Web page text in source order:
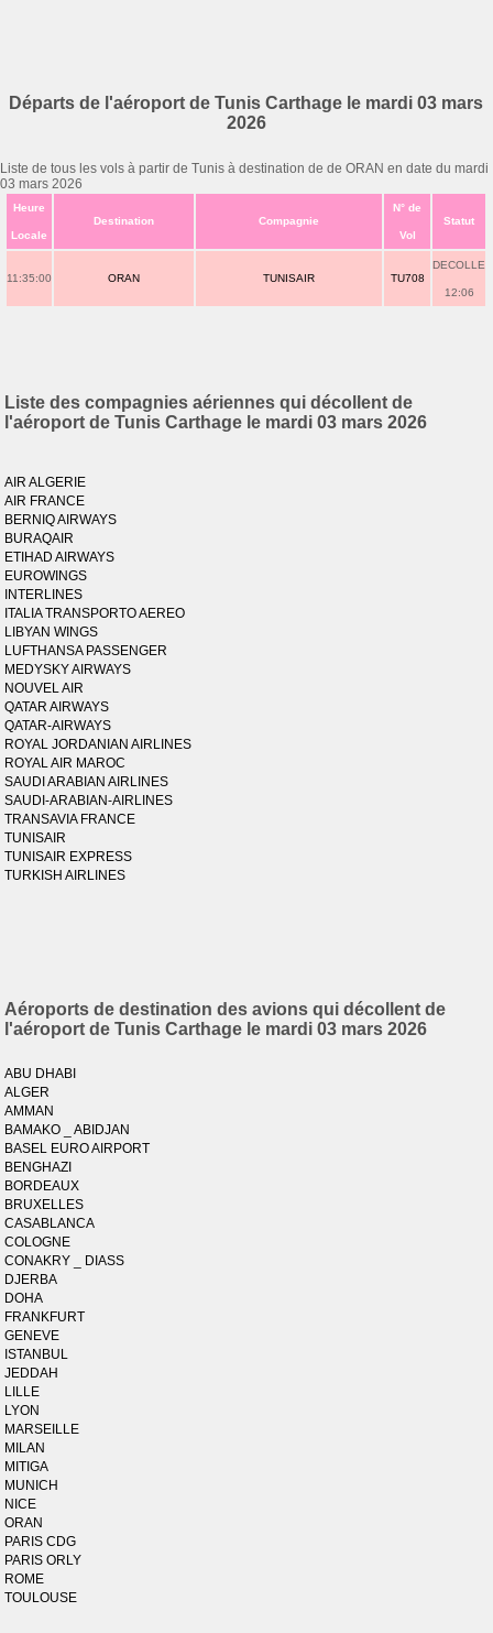
Départs de l'aéroport de Tunis Carthage le mardi 03 mars
2026
Liste de tous les vols à partir de Tunis à destination de de ORAN en date du mardi
03 mars 2026
Heure
Locale
Destination Compagnie
N° de
Vol
Statut
11:35:00 ORAN TUNISAIR TU708
DECOLLE
12:06
Liste des compagnies aériennes qui décollent de
l'aéroport de Tunis Carthage le mardi 03 mars 2026
AIR ALGERIE
AIR FRANCE
BERNIQ AIRWAYS
BURAQAIR
ETIHAD AIRWAYS
EUROWINGS
INTERLINES
ITALIA TRANSPORTO AEREO
LIBYAN WINGS
LUFTHANSA PASSENGER
MEDYSKY AIRWAYS
NOUVEL AIR
QATAR AIRWAYS
QATAR-AIRWAYS
ROYAL JORDANIAN AIRLINES
ROYAL AIR MAROC
SAUDI ARABIAN AIRLINES
SAUDI-ARABIAN-AIRLINES
TRANSAVIA FRANCE
TUNISAIR
TUNISAIR EXPRESS
TURKISH AIRLINES
Aéroports de destination des avions qui décollent de
l'aéroport de Tunis Carthage le mardi 03 mars 2026
ABU DHABI
ALGER
AMMAN
BAMAKO _ ABIDJAN
BASEL EURO AIRPORT
BENGHAZI
BORDEAUX
BRUXELLES
CASABLANCA
COLOGNE
CONAKRY _ DIASS
DJERBA
DOHA
FRANKFURT
GENEVE
ISTANBUL
JEDDAH
LILLE
LYON
MARSEILLE
MILAN
MITIGA
MUNICH
NICE
ORAN
PARIS CDG
PARIS ORLY
ROME
TOULOUSE